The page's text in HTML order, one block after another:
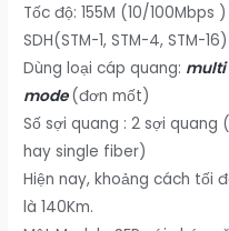
Tốc độ: 155M (10/100Mbps
SDH(STM-1, STM-4, STM-16)
Dùng loại cáp quang: multi
mode (đơn mốt)
Số sợi quang : 2 sợi quang
hay single fiber)
Hiện nay, khoảng cách tối
là 140Km.